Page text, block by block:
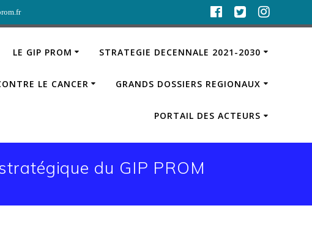
LE GIP PROM STRATEGIE DECENNALE 2021-2030
LE CANCER GRANDS DOSSIERS REGIONAUX
PORTAIL DES ACTEURS
du GIP PROM